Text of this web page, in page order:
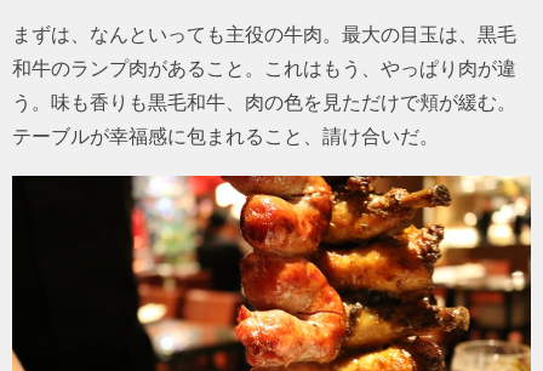
まずは、なんといっても主役の牛肉。最大の目玉は、黒毛
和牛のランプ肉があること。これはもう、やっぱり肉が違
う。味も香りも黒毛和牛、肉の色を見ただけで頬が緩む。
テーブルが幸福感に包まれること、請け合いだ。